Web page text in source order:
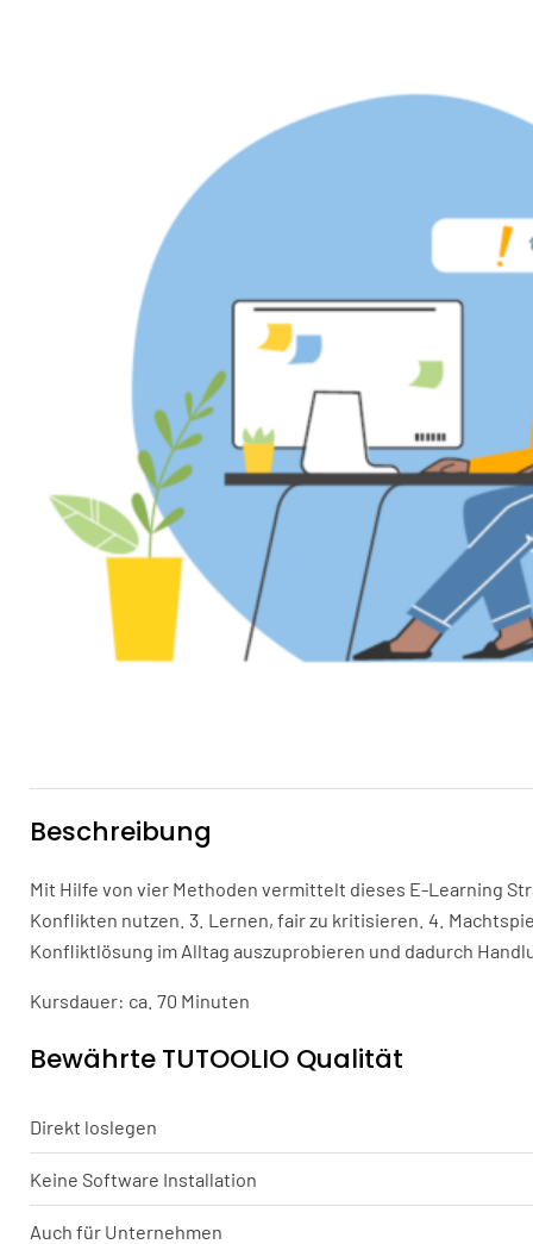
Beschreibung
Mit Hilfe von vier Methoden vermittelt dieses E-Learning
Konflikten nutzen. 3. Lernen, fair zu kritisieren. 4.
Konfliktlösung im Alltag auszuprobieren und dadurch
Kursdauer: ca. 70 Minuten
Bewährte TUTOOLIO Qualität
Direkt loslegen
Keine Software Installation
Auch für Unternehmen